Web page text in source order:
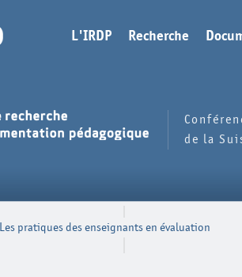
L'IRDP Recherche
de la
Les pratiques des enseignants en évaluation